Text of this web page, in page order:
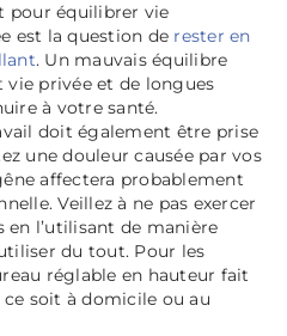
pour équilibrer vie
est la question de rester en
. Un mauvais équilibre
privée et de longues
à votre santé.
doit également être prise
une douleur causée par vos
affectera probablement
Veillez à ne pas exercer
l’utilisant de manière
du tout. Pour les
réglable en hauteur fait
soit à domicile ou au